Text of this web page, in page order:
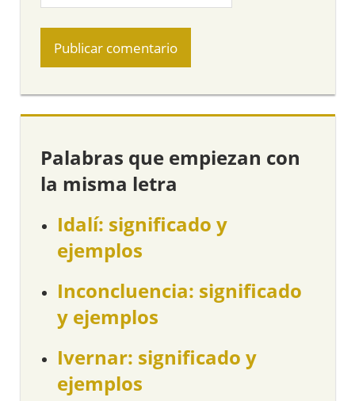
Palabras que empiezan con
la misma letra
Idalí: significado y
ejemplos
Inconcluencia: significado
y ejemplos
Ivernar: significado y
ejemplos